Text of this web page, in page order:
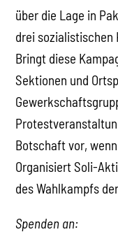
über die Lage in
drei sozialistischen
Bringt diese
Sektionen und
Botschaft vor,
Organisiert Soli-
des Wahlkampfs
Spenden an: